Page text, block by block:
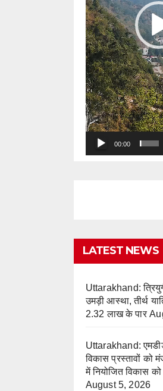
00:00
LATEST NEWS
Uttarakhand:
उमड़ी आस्था, तीर्थ
2.32 लाख के पार
Uttarakhand:
विकास प्रस्तावों को
में नियोजित विकास को
August 5, 2026